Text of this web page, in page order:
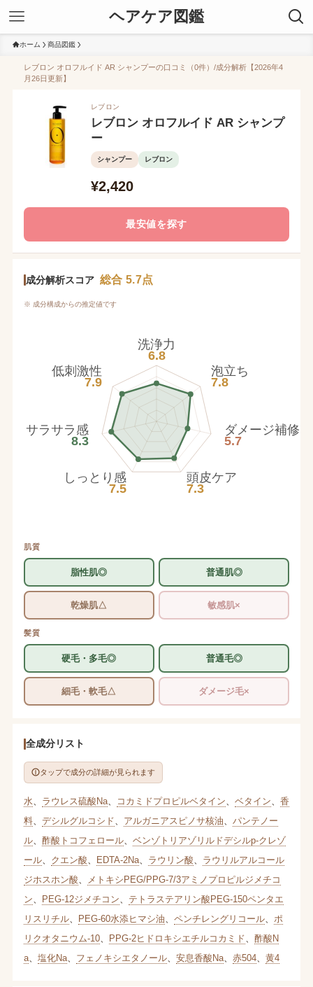
ヘアケア図鑑
ホーム 商品図鑑
レブロン オロフルイド AR シャンプーの口コミ（0件）/成分解析【2026年4
月26日更新】
レブロン
レブロン オロフルイド AR シャンプ
ー
シャンプー レブロン
¥2,420
最安値を探す
成分解析スコア 総合 5.7点
※ 成分構成からの推定値です
洗浄力
6.8
泡立ち
7.8
ダメージ補修
5.7
頭皮ケア
7.3
しっとり感
7.5
サラサラ感
8.3
低刺激性
7.9
肌質
脂性肌◎ 普通肌◎
乾燥肌△ 敏感肌×
髪質
硬毛・多毛◎ 普通毛◎
細毛・軟毛△ ダメージ毛×
全成分リスト
タップで成分の詳細が見られます
水 ラウレス硫酸Na、 コカミドプロピルベタイン ベタイン
香
料、 デシルグルコシド アルガニアスピノサ核油
パンテノー
ル、 酢酸トコフェロール、 ベンゾトリアゾリルドデシルp-クレゾ
ール、 クエン酸 EDTA-2Na、 ラウリン酸
ラウリルアルコール
ジホスホン酸
メトキシPEG/PPG-7/3アミノプロピルジメチコ
ン
PEG-12ジメチコン
テトラステアリン酸PEG-150ペンタエ
リスリチル、 PEG-60水添ヒマシ油 ペンチレングリコール、 ポ
リクオタニウム-10、 PPG-2ヒドロキシエチルコカミド
酢酸N
a、 塩化Na、 フェノキシエタノール、 安息香酸Na、 赤504、 黄4